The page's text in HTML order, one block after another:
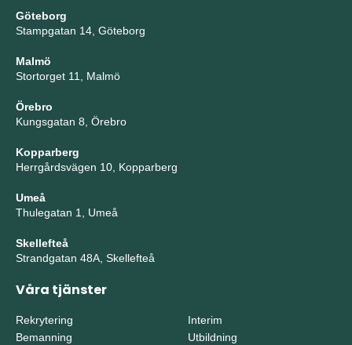
Göteborg
Stampgatan 14, Göteborg
Malmö
Stortorget 11, Malmö
Örebro
Kungsgatan 8, Örebro
Kopparberg
Herrgårdsvägen 10, Kopparberg
Umeå
Thulegatan 1, Umeå
Skellefteå
Strandgatan 48A, Skellefteå
Våra tjänster
Rekrytering
Bemanning
Interim
Utbildning